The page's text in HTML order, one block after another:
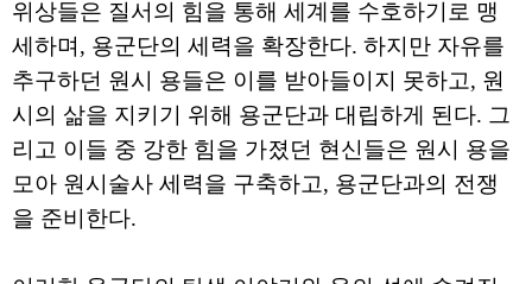
위상들은 질서의 힘을 통해 세계를 수호하기로 맹
세하며, 용군단의 세력을 확장한다. 하지만 자유를
추구하던 원시 용들은 이를 받아들이지 못하고, 원
시의 삶을 지키기 위해 용군단과 대립하게 된다. 그
리고 이들 중 강한 힘을 가졌던 현신들은 원시 용을
모아 원시술사 세력을 구축하고, 용군단과의 전쟁
을 준비한다.